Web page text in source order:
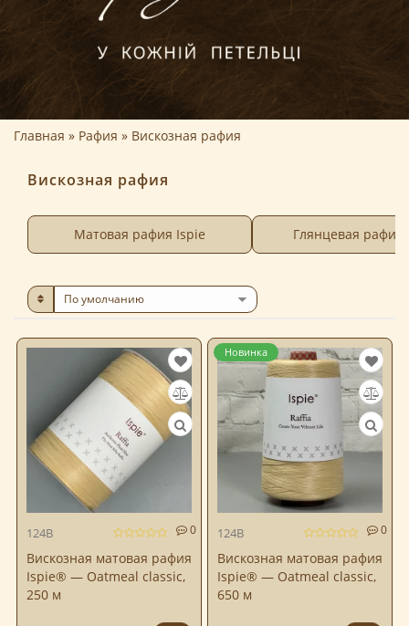
Главная Рафия Вискозная рафия
Вискозная рафия
Матовая рафия Ispie Глянцевая рафия
124B 0
Вискозная матовая рафия
Ispie® — Oatmeal classic,
250 м
124B 0
Вискозная матовая рафия
Ispie® — Oatmeal classic,
650 м
Новинка